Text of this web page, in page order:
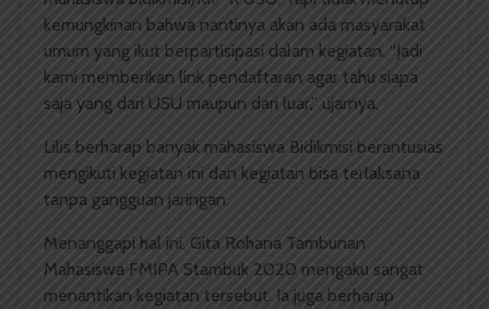
kemungkinan bahwa nantinya akan ada masyarakat
umum yang ikut berpartisipasi dalam kegiatan. “Jadi
kami memberikan link pendaftaran agar tahu siapa
saja yang dari USU maupun dari luar,” ujarnya.
Lilis berharap banyak mahasiswa Bidikmisi berantusias
mengikuti kegiatan ini dan kegiatan bisa terlaksana
tanpa gangguan jaringan.
Menanggapi hal ini, Gita Rohana Tambunan
Mahasiswa FMIPA Stambuk 2020 mengaku sangat
menantikan kegiatan tersebut. Ia juga berharap